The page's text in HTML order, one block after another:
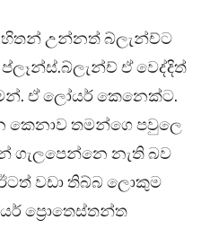
හිතන් උන්නත් බ්ලැන්ච්ට
ඒ වෙද්දිත්
ඒ ලෝයර් කෙනෙක්ට.
කෙනාව තමන්ගෙ පවුලෙ
ගැලපෙන්නෙ නැති බව
වඩා තිබ්බ ලොකුම
ප්‍රොතෙස්තන්ත